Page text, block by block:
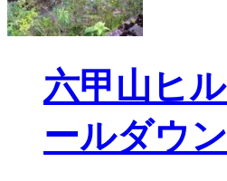
六甲山ヒ
ールダウ